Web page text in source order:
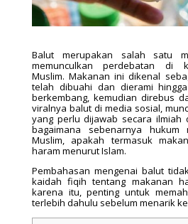
Balut merupakan salah satu
memunculkan perdebatan di
Muslim. Makanan ini dikenal
telah dibuahi dan dierami
berkembang, kemudian direbus
viralnya balut di media sosial,
yang perlu dijawab secara ilmiah
bagaimana sebenarnya hukum
Muslim, apakah termasuk
haram menurut Islam.
Pembahasan mengenai balut
kaidah fiqih tentang makanan
karena itu, penting untuk
terlebih dahulu sebelum menarik